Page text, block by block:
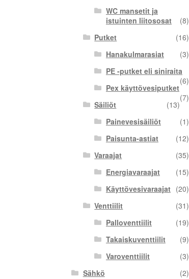
WC mansetit ja
istuinten liitososat
(8)
Putket
(16)
Hanakulmarasiat
(3)
PE -putket eli siniraita
(6)
Pex käyttövesiputket
(7)
Säiliöt
(13)
Painevesisäiliöt
(1)
Paisunta-astiat
(12)
Varaajat
(35)
Energiavaraajat
(15)
Käyttövesivaraajat (20)
Venttiilit
(31)
Palloventtiilit
(19)
Takaiskuventtiilit
(9)
Varoventtiilit
(3)
Sähkö
(2)